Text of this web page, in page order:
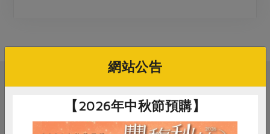
樂齡友善
社務會議 地區活動
相關活動
網站公告
【2026年中秋節預購】